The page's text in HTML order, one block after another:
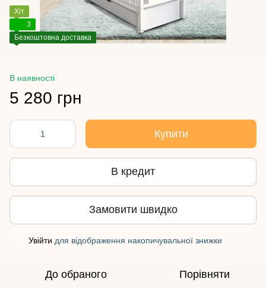
Хіт
3
Безкоштовна доставка
В наявності
5 280 грн
Купити
В кредит
Замовити швидко
Увійти для відображення накопичувальної знижки
До обраного Порівняти